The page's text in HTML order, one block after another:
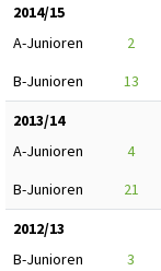
2014/15
A-Junioren
2
B-Junioren
13
2013/14
A-Junioren
4
B-Junioren
21
2012/13
B-Junioren
3